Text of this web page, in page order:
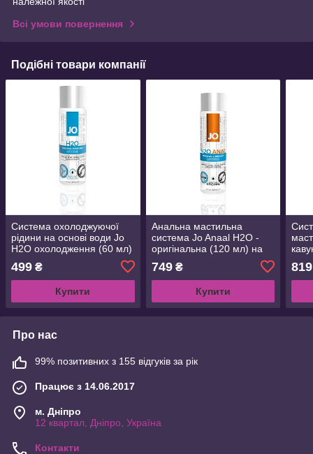
Всі умови повернення
Подібні товари компанії
Система охолоджуючої
рідини на основі води Jo
H2O охолодження (60 мл)
гліцерином
499 ₴
Купити
Анальна мастильна
система Jo Anaal H2O -
оригінальна (120 мл) на
гліцерин
749₴
Купити
819
Про нас
99% позитивних з 155 відгуків за рік
Працює з 14.06.2017
м. Дніпро
12 квартал, Дніпро, Україна
Контакти